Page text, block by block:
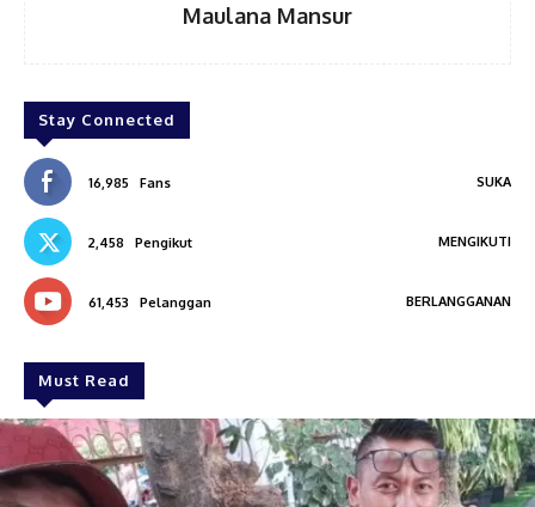
Maulana Mansur
Stay Connected
16,985 Fans SUKA
2,458 Pengikut MENGIKUTI
61,453 Pelanggan BERLANGGANAN
Must Read